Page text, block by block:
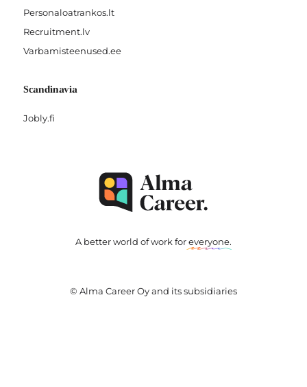
Personaloatrankos.lt
Recruitment.lv
Varbamisteenused.ee
Scandinavia
Jobly.fi
A better world of work foreveryone.
© Alma Career Oy and its subsidiaries